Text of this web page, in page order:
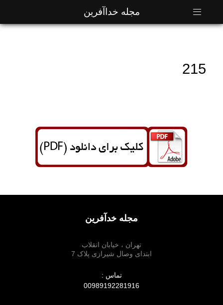
مجله خداآفرین
215
مجله خدآفرین
تهران ، خیابان انقلاب
ابتدای وصال شیرازی پلاک 7
تماس :
00989192281916